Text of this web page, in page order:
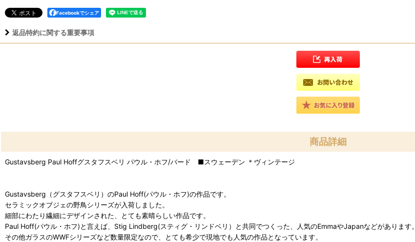
Facebookでシェア
返品特約に関する重要事項
商品詳細
Gustavsberg Paul Hoffグスタフスベリ パウル・ホフ/バード ■スウェーデン ＊ヴィンテージ
Gustavsberg（グスタフスベリ）のPaul Hoff(パウル・ホフ)の作品です。
セラミックオブジェの野鳥シリーズが入荷しました。
細部にわたり繊細にデザインされた、とても素晴らしい作品です。
Paul Hoff(パウル・ホフ)と言えば、Stig Lindberg(スティグ・リンドベリ）と共同でつくった、人気のEmmaやJapanなどがあります。
その他ガラスのWWFシリーズなど数量限定なので、とても希少で現地でも人気の作品となっています。